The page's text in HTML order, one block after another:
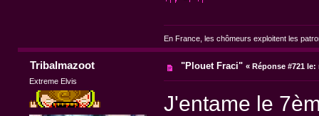
En France, les chômeurs exploitent les
Tribalmazoot
Extreme Elvis
"Plouet Fraci" «Réponse #721 le:
J'entame le